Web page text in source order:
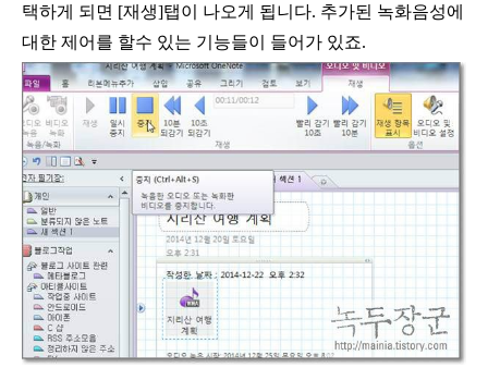
택하게 되면 [재생]탭이 나오게 됩니다. 추가된 녹화음성에
대한 제어를 할수 있는 기능들이 들어가 있죠.